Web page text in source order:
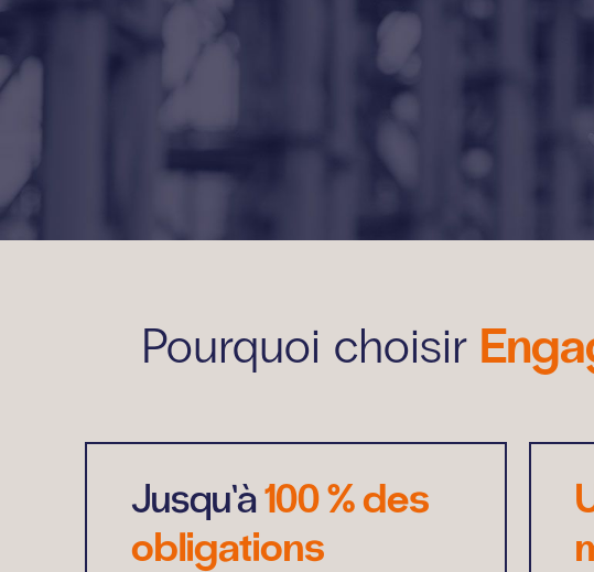
Pourquoi choisir
Jusqu’à100 % des
obligations